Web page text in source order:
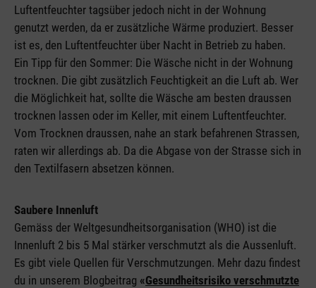
Luftentfeuchter tagsüber jedoch nicht in der Wohnung
genutzt werden, da er zusätzliche Wärme produziert. Besser
ist es, den Luftentfeuchter über Nacht in Betrieb zu haben.
Ein Tipp für den Sommer: Die Wäsche nicht in der Wohnung
trocknen. Die gibt zusätzlich Feuchtigkeit an die Luft ab. Wer
die Möglichkeit hat, sollte die Wäsche am besten draussen
trocknen lassen oder im Keller, mit einem Luftentfeuchter.
Vom Trocknen draussen, nahe an stark befahrenen Strassen,
raten wir allerdings ab. Da die Abgase von der Strasse sich in
den Textilfasern absetzen können.
Saubere Innenluft
Gemäss der Weltgesundheitsorganisation (WHO) ist die
Innenluft 2 bis 5 Mal stärker verschmutzt als die Aussenluft.
Es gibt viele Quellen für Verschmutzungen. Mehr dazu findest
du in unserem Blogbeitrag «Gesundheitsrisiko verschmutzte